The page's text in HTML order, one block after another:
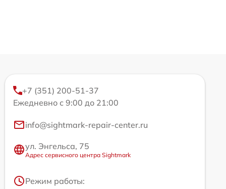
+7 (351) 200-51-37
Ежедневно с 9:00 до 21:00
info@sightmark-repair-center.ru
ул. Энгельса, 75
Адрес сервисного центра Sightmark
Режим работы: